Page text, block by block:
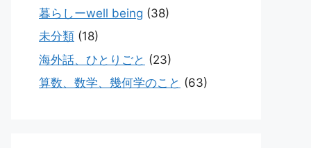
暮らしーwell being (38)
未分類 (18)
海外話、ひとりごと (23)
算数、数学、幾何学のこと (63)